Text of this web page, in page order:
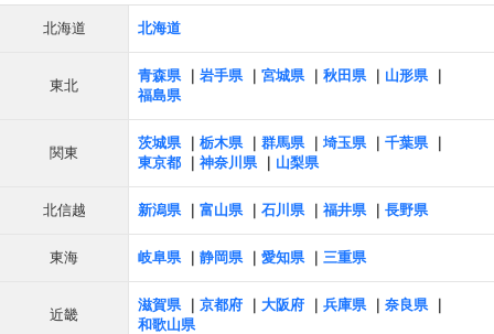
北海道 北海道
東北
青森県 岩手県 宮城県 秋田県
山形県
福島県
関東
茨城県 栃木県 群馬県 埼玉県
千葉県
東京都
神奈川県 山梨県
北信越 新潟県 富山県 石川県 福井県 長野県
東海 岐阜県 静岡県 愛知県 三重県
近畿
滋賀県 京都府 大阪府 兵庫県
奈良県
和歌山県